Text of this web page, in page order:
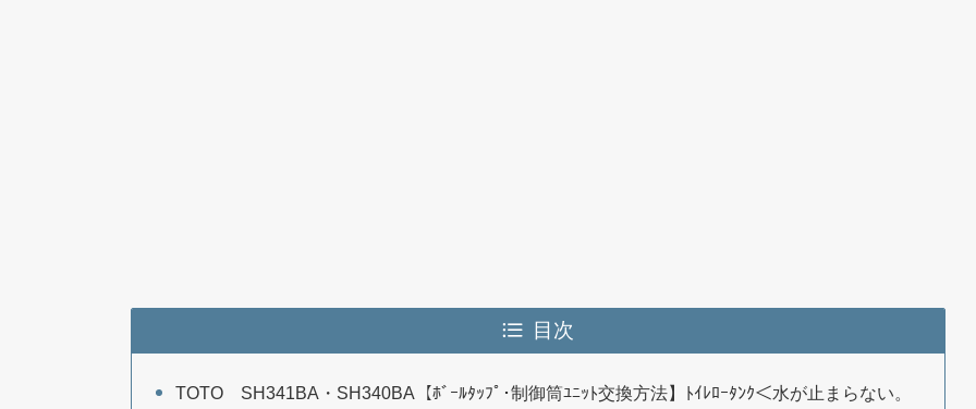
目次
TOTO SH341BA・SH340BA【ﾎﾞｰﾙﾀｯﾌﾟ･制御筒ﾕﾆｯﾄ交換方法】ﾄｲﾚﾛｰﾀﾝｸ＜水が止まらない。